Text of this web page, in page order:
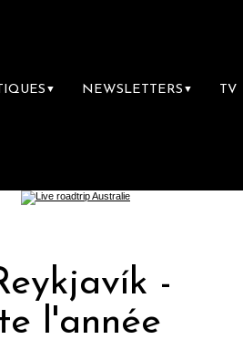
▼ NEWSLETTERS ▼ TV
-
l'année